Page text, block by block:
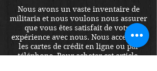
Nous avons un vaste inventaire de
militaria et nous voulons nous assurer
que vous êtes satisfait de votre
expérience avec nous. Nous acceptons
les cartes de crédit en ligne ou par
téléphone. Pour acheter cet article,